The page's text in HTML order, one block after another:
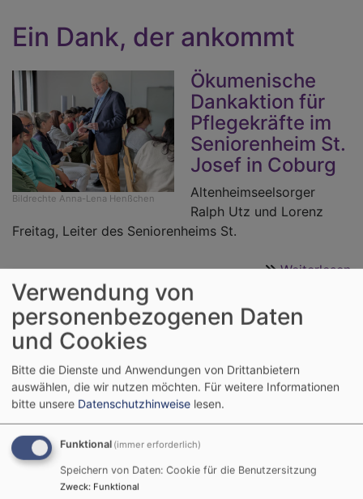
Ein Dank, der ankommt
Bildrechte Anna-Lena Henßchen
Ökumenische
Dankaktion für
Pflegekräfte im
Seniorenheim St.
Josef in Coburg
Altenheimseelsorger
Ralph Utz und Lorenz
Freitag, Leiter des Seniorenheims St.
Weiterlesen
„Jona - Gott schenkt neue
Chancen!“
Mit diesem Tagesthema
Kunterbunt am 9. Mai
Verwendung von
personenbezogenen Daten
und Cookies
Bitte die Dienste und Anwendungen von Drittanbietern
auswählen, die wir nutzen möchten. Für weitere Informationen
bitte unsere Datenschutzhinweise lesen.
Funktional (immer erforderlich)
Speichern von Daten: Cookie für die Benutzersitzung
Zweck: Funktional